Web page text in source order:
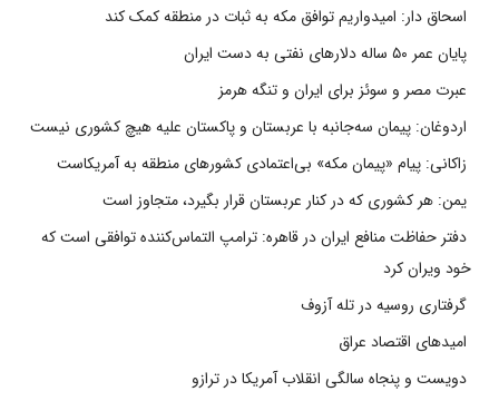
اسحاق دار: امیدواریم توافق مکه به ثبات در منطقه کمک کند
پایان عمر ۵۰ ساله دلارهای نفتی به دست ایران
عبرت مصر و سوئز برای ایران و تنگه هرمز
اردوغان: پیمان سه‌جانبه با عربستان و پاکستان علیه هیچ کشوری نیست
زاکانی: پیام «پیمان مکه» بی‌اعتمادی کشورهای منطقه به آمریکاست
یمن: هر کشوری که در کنار عربستان قرار بگیرد، متجاوز است
دفتر حفاظت منافع ایران در قاهره: ترامپ التماس‌کننده توافقی است که
خود ویران کرد
گرفتاری روسیه در تله آزوف
امیدهای اقتصاد عراق
دویست و پنجاه سالگی انقلاب آمریکا در ترازو